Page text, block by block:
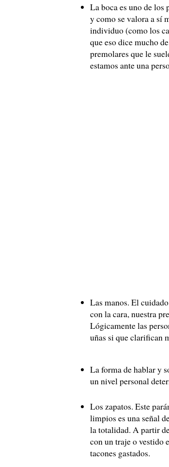
La boca es uno de los
y como se valora a sí
individuo (como los
que eso dice mucho
premolares que le
estamos ante una
Las manos. El
con la cara, nuestra
Lógicamente las
uñas si que clarifican
La forma de hablar y
un nivel personal
Los zapatos. Este
limpios es una señal
la totalidad. A partir
con un traje o vestido
tacones gastados.